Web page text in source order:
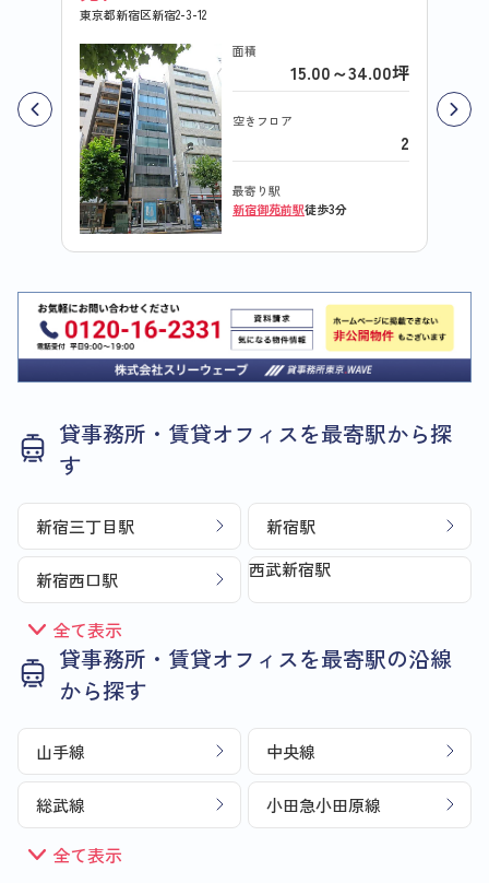
東京都新宿区新宿2-3-12
面積
15.00～34.00坪
空きフロア
2
最寄り駅
新宿御苑前駅徒歩3分
貸事務所・賃貸オフィスを最寄駅から探
す
新宿三丁目駅 新宿駅
新宿西口駅 西武新宿駅
全て表示
貸事務所・賃貸オフィスを最寄駅の沿線
から探す
山手線 中央線
総武線 小田急小田原線
全て表示